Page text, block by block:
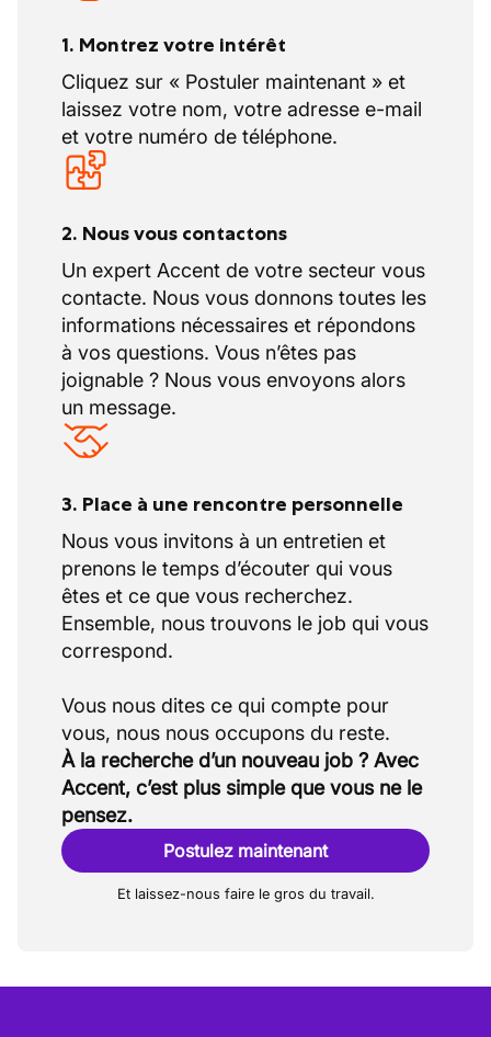
1. Montrez votre intérêt
Cliquez sur « Postuler maintenant » et
laissez votre nom, votre adresse e-mail
et votre numéro de téléphone.
2. Nous vous contactons
Un expert Accent de votre secteur vous
contacte. Nous vous donnons toutes les
informations nécessaires et répondons
à vos questions. Vous n’êtes pas
joignable ? Nous vous envoyons alors
un message.
3. Place à une rencontre personnelle
Nous vous invitons à un entretien et
prenons le temps d’écouter qui vous
êtes et ce que vous recherchez.
Ensemble, nous trouvons le job qui vous
correspond.
Vous nous dites ce qui compte pour
À la recherche d’un nouveau job ? Avec
Accent, c’est plus simple que vous ne le
pensez.
Postulez maintenant
Et laissez-nous faire le gros du travail.